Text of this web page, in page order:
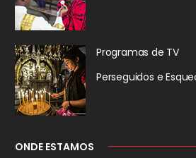
Programas de TV
Perseguidos e
ONDE ESTAMOS